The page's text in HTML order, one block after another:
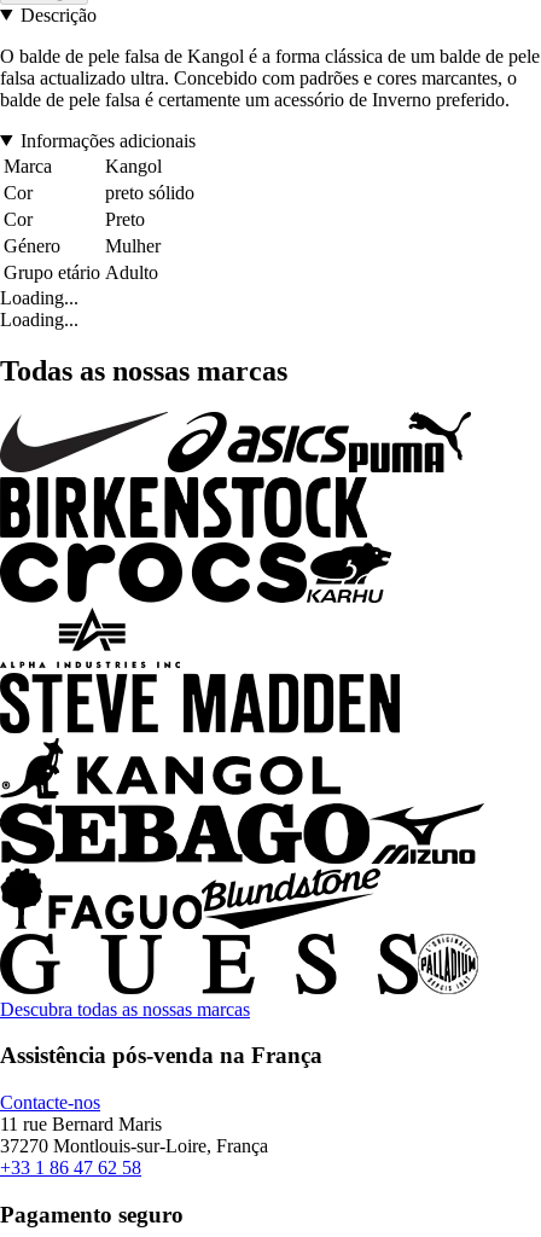
Descrição
O balde de pele falsa de Kangol é a forma clássica de um balde de pele
falsa actualizado ultra. Concebido com padrões e cores marcantes, o
balde de pele falsa é certamente um acessório de Inverno preferido.
Informações adicionais
Marca
Kangol
Cor
preto sólido
Cor
Preto
Género
Mulher
Grupo etário Adulto
Loading...
Loading...
Todas as nossas marcas
Descubra todas as nossas marcas
Assistência pós-venda na França
Contacte-nos
11 rue Bernard Maris
37270 Montlouis-sur-Loire, França
+33 1 86 47 62 58
Pagamento seguro